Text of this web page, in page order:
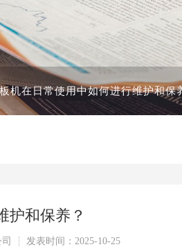
机在日常使用中如何进行维护和保
护和保养？
发表时间：2025-10-25